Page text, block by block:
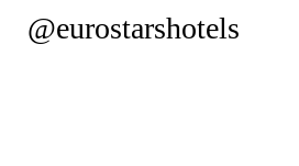
@eurostarshotels